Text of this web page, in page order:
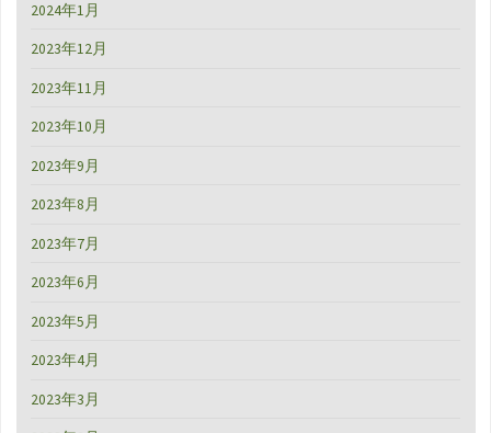
2024年1月
2023年12月
2023年11月
2023年10月
2023年9月
2023年8月
2023年7月
2023年6月
2023年5月
2023年4月
2023年3月